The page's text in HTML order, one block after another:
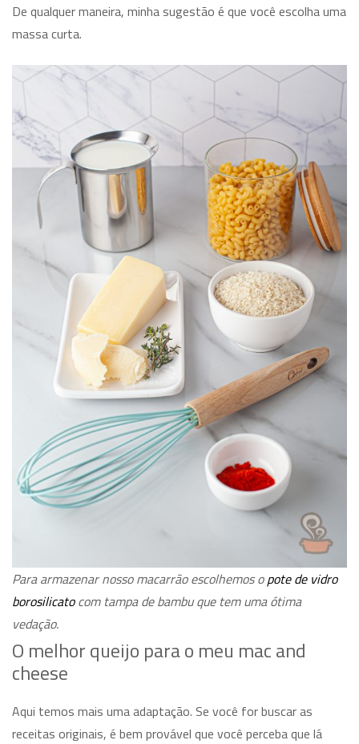
De qualquer maneira, minha sugestão é que você escolha uma
massa curta.
Para armazenar nosso macarrão escolhemos opote de vidro
borosilicatocom tampa de bambu que tem uma ótima
vedação.
O melhor queijo para o meu mac and
cheese
Aqui temos mais uma adaptação. Se você for buscar as
receitas originais, é bem provável que você perceba que lá